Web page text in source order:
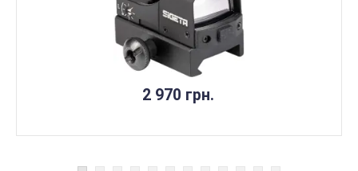
2 970 грн.